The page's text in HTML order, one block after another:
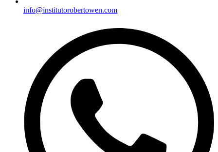
info@institutorobertowen.com